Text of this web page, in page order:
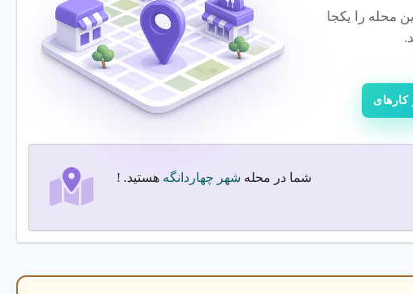
تجربه و محیط شاد و ایمن، رشد فکری و عاطفی کودک شما را تضمین می کند.
تهران خدمات آموزشی با کیفیت و امکانات مدرن با گارانتی رضایت ارائه
کودک با دوربین مدار بسته و فضای بازی.
محله را یکجا
شما در محله شهر چهاردانگه هستید. !